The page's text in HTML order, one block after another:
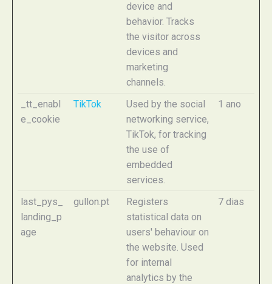
device and
behavior. Tracks
the visitor across
devices and
marketing
channels.
_tt_enabl
e_cookie
TikTok
Used by the social
networking service,
TikTok, for tracking
the use of
embedded
services.
1 ano
last_pys_
landing_p
age
gullon.pt
Registers
statistical data on
users' behaviour on
the website. Used
for internal
analytics by the
7 dias